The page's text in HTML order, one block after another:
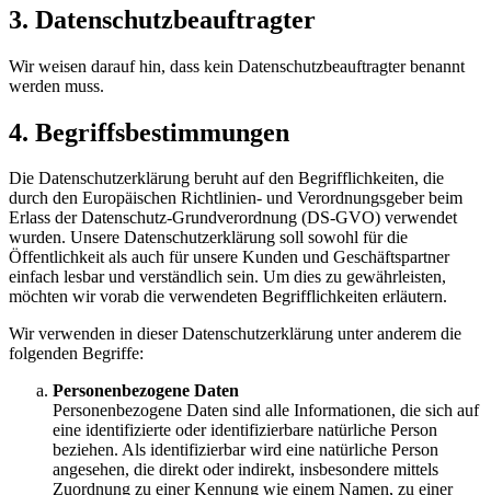
3. Datenschutzbeauftragter
Wir weisen darauf hin, dass kein Datenschutzbeauftragter benannt
werden muss.
4. Begriffsbestimmungen
Die Datenschutzerklärung beruht auf den Begrifflichkeiten, die
durch den Europäischen Richtlinien- und Verordnungsgeber beim
Erlass der Datenschutz-Grundverordnung (DS-GVO) verwendet
wurden. Unsere Datenschutzerklärung soll sowohl für die
Öffentlichkeit als auch für unsere Kunden und Geschäftspartner
einfach lesbar und verständlich sein. Um dies zu gewährleisten,
möchten wir vorab die verwendeten Begrifflichkeiten erläutern.
Wir verwenden in dieser Datenschutzerklärung unter anderem die
folgenden Begriffe:
Personenbezogene Daten
Personenbezogene Daten sind alle Informationen, die sich auf
eine identifizierte oder identifizierbare natürliche Person
beziehen. Als identifizierbar wird eine natürliche Person
angesehen, die direkt oder indirekt, insbesondere mittels
Zuordnung zu einer Kennung wie einem Namen, zu einer